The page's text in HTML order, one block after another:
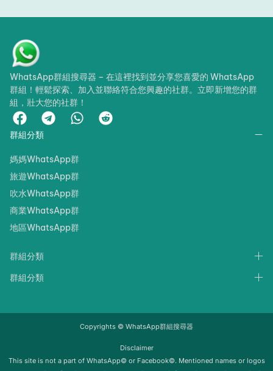
WhatsApp群組搜尋器 – 在這裡找到並分享您喜愛的 WhatsApp
群組！輕鬆探索、加入並聯絡符合您興趣的社群。立即新增您的群
組，壯大您的社群！
群組分類
媽媽WhatsApp群
旅遊WhatsApp群
吹水WhatsApp群
商業WhatsApp群
地區WhatsApp群
群組分類
群組分類
Copyrights © WhatsApp群組搜尋器
Disclaimer
‍‍This site is not a part of WhatsApp© or Facebook©. Mentioned names or logos